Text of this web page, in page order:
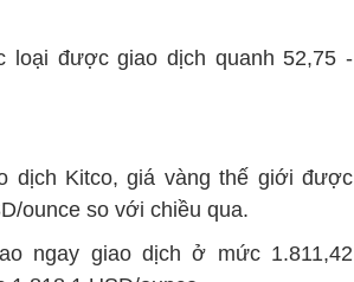
loại được giao dịch quanh 52,75 -
dịch Kitco, giá vàng thế giới được
ounce so với chiều qua.
ngay giao dịch ở mức 1.811,42